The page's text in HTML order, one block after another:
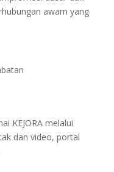
awam yang
KEJORA melalui
dan video, portal